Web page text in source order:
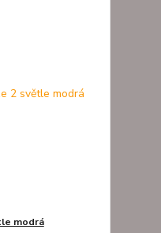
modrá